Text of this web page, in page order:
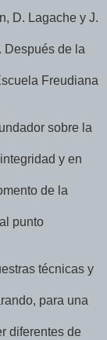
D. Lagache y J.
Después de la
Freudiana
sobre la
y en
de la
punto
técnicas y
para una
diferentes de